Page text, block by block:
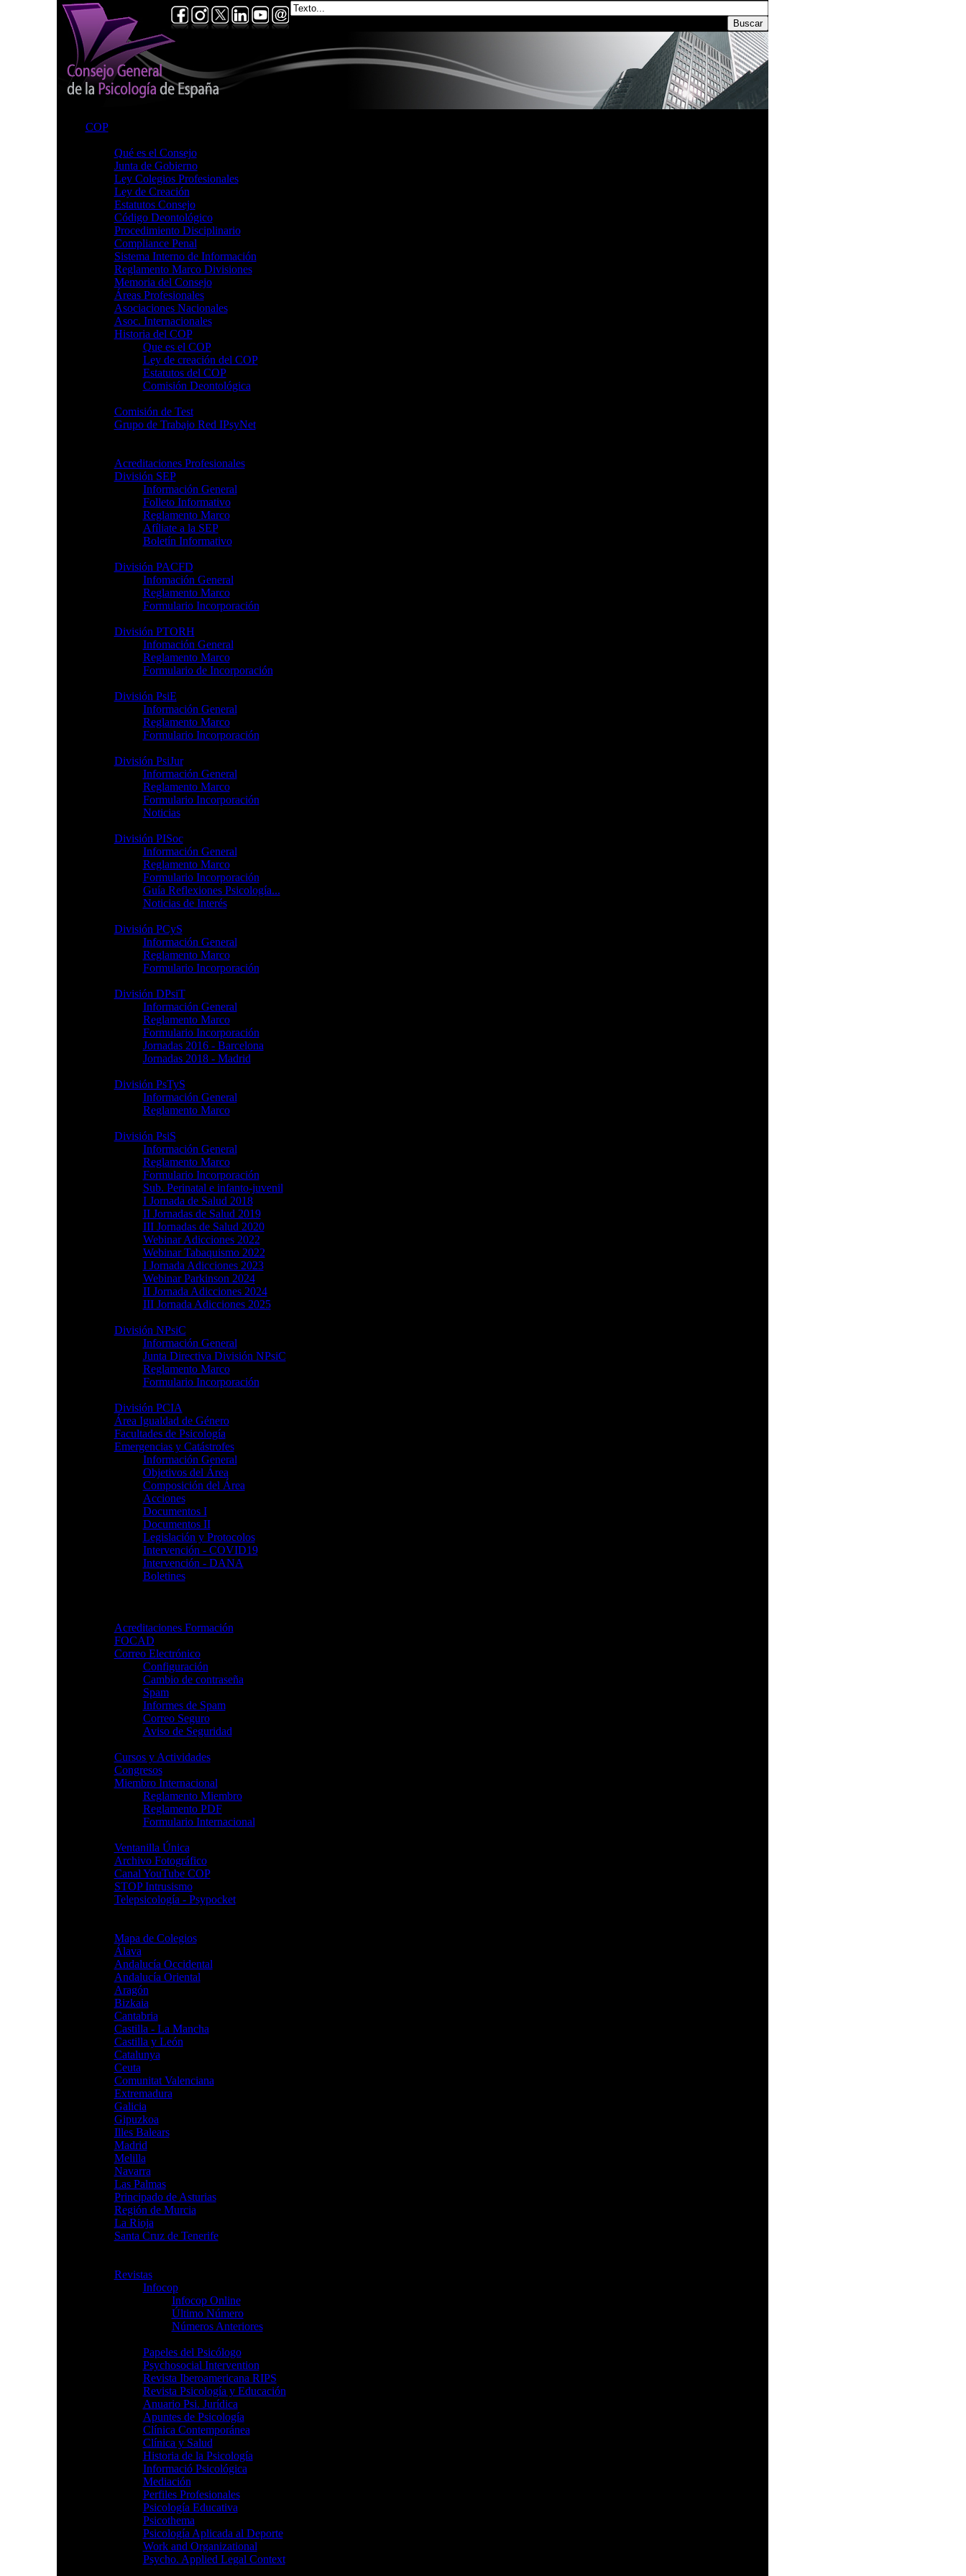
COP
Qué es el Consejo
Junta de Gobierno
Ley Colegios Profesionales
Ley de Creación
Estatutos Consejo
Código Deontológico
Procedimiento Disciplinario
Compliance Penal
Sistema Interno de Información
Reglamento Marco Divisiones
Memoria del Consejo
Áreas Profesionales
Asociaciones Nacionales
Asoc. Internacionales
Historia del COP
Que es el COP
Ley de creación del COP
Estatutos del COP
Comisión Deontológica
Comisión de Test
Grupo de Trabajo Red IPsyNet
Acreditaciones Profesionales
División SEP
Información General
Folleto Informativo
Reglamento Marco
Afíliate a la SEP
Boletín Informativo
División PACFD
Infomación General
Reglamento Marco
Formulario Incorporación
División PTORH
Infomación General
Reglamento Marco
Formulario de Incorporación
División PsiE
Información General
Reglamento Marco
Formulario Incorporación
División PsiJur
Información General
Reglamento Marco
Formulario Incorporación
Noticias
División PISoc
Información General
Reglamento Marco
Formulario Incorporación
Guía Reflexiones Psicología...
Noticias de Interés
División PCyS
Información General
Reglamento Marco
Formulario Incorporación
División DPsiT
Información General
Reglamento Marco
Formulario Incorporación
Jornadas 2016 - Barcelona
Jornadas 2018 - Madrid
División PsTyS
Información General
Reglamento Marco
División PsiS
Información General
Reglamento Marco
Formulario Incorporación
Sub. Perinatal e infanto-juvenil
I Jornada de Salud 2018
II Jornadas de Salud 2019
III Jornadas de Salud 2020
Webinar Adicciones 2022
Webinar Tabaquismo 2022
I Jornada Adicciones 2023
Webinar Parkinson 2024
II Jornada Adicciones 2024
III Jornada Adicciones 2025
División NPsiC
Información General
Junta Directiva División NPsiC
Reglamento Marco
Formulario Incorporación
División PCIA
Área Igualdad de Género
Facultades de Psicología
Emergencias y Catástrofes
Información General
Objetivos del Área
Composición del Área
Acciones
Documentos I
Documentos II
Legislación y Protocolos
Intervención - COVID19
Intervención - DANA
Boletines
Acreditaciones Formación
FOCAD
Correo Electrónico
Configuración
Cambio de contraseña
Spam
Informes de Spam
Correo Seguro
Aviso de Seguridad
Cursos y Actividades
Congresos
Miembro Internacional
Reglamento Miembro
Reglamento PDF
Formulario Internacional
Ventanilla Única
Archivo Fotográfico
Canal YouTube COP
STOP Intrusismo
Telepsicología - Psypocket
Mapa de Colegios
Álava
Andalucía Occidental
Andalucía Oriental
Aragón
Bizkaia
Cantabria
Castilla - La Mancha
Castilla y León
Catalunya
Ceuta
Comunitat Valenciana
Extremadura
Galicia
Gipuzkoa
Illes Balears
Madrid
Melilla
Navarra
Las Palmas
Principado de Asturias
Región de Murcia
La Rioja
Santa Cruz de Tenerife
Revistas
Infocop
Infocop Online
Último Número
Números Anteriores
Papeles del Psicólogo
Psychosocial Intervention
Revista Iberoamericana RIPS
Revista Psicología y Educación
Anuario Psi. Jurídica
Apuntes de Psicología
Clínica Contemporánea
Clínica y Salud
Historia de la Psicología
Informació Psicológica
Mediación
Perfiles Profesionales
Psicología Educativa
Psicothema
Psicología Aplicada al Deporte
Work and Organizational
Psycho. Applied Legal Context